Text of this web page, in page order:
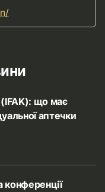
(IFAK): що має
аптечки
конференції